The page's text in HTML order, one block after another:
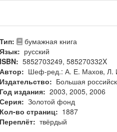
Тип
бумажная книга
Язык
русский
ISBN
5852703249, 585270332X
Автор
Шеф-ред.: А. Е. Махов, Л.
Издательство
Большая
Год издания
2003, 2005, 2006
Серия
Золотой фонд
Кол-во страниц
1887
Переплёт
твёрдый